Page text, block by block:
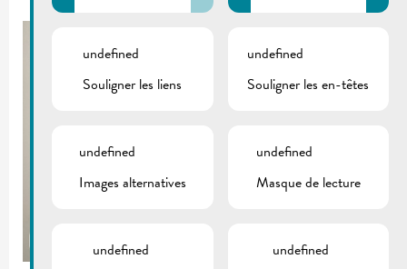
undefined
Souligner les liens
undefined
Souligner les en-têtes
undefined
Images alternatives
undefined
Masque de lecture
undefined
undefined